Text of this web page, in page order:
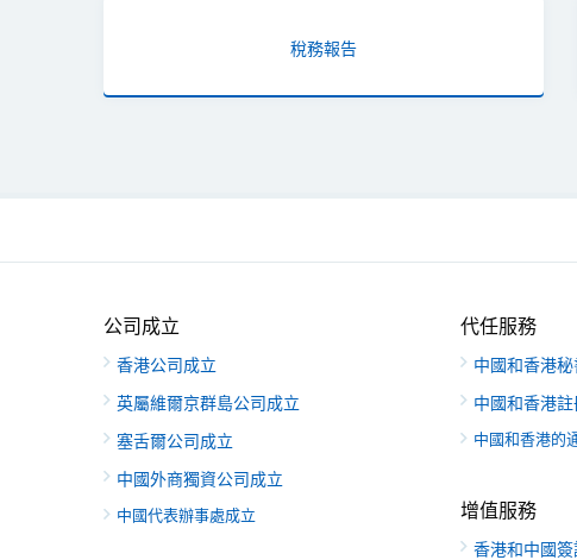
稅務報告
公司成立
香港公司成立
英屬維爾京群島公司成立
塞舌爾公司成立
中國外商獨資公司成立
中國代表辦事處成立
代任服務
中國和香港
中國和香港
中國和香港的
增值服務
香港和中國